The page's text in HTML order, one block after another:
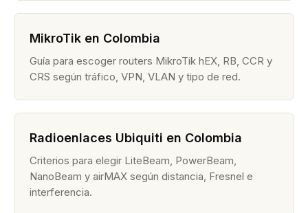
MikroTik en Colombia
Guía para escoger routers MikroTik hEX, RB, CCR y
CRS según tráfico, VPN, VLAN y tipo de red.
Radioenlaces Ubiquiti en Colombia
Criterios para elegir LiteBeam, PowerBeam,
NanoBeam y airMAX según distancia, Fresnel e
interferencia.